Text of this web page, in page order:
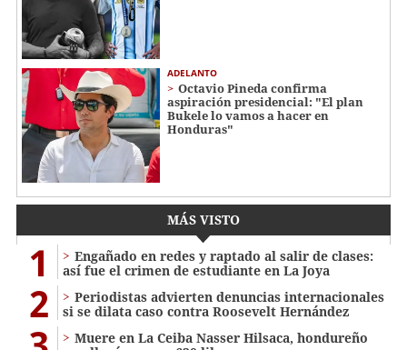
ADELANTO
Octavio Pineda confirma
aspiración presidencial: "El plan
Bukele lo vamos a hacer en
Honduras"
MÁS VISTO
1
Engañado en redes y raptado al salir de clases:
así fue el crimen de estudiante en La Joya
2
Periodistas advierten denuncias internacionales
si se dilata caso contra Roosevelt Hernández
Muere en La Ceiba Nasser Hilsaca, hondureño